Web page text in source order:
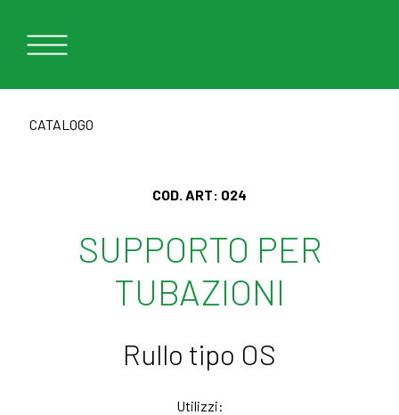
CATALOGO
COD. ART: 024
SUPPORTO PER
TUBAZIONI
Rullo tipo OS
Utilizzi: